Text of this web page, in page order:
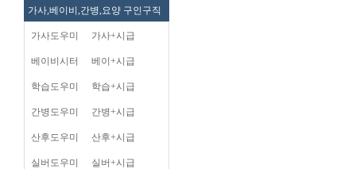
가사,베이비,간병,요양 구인구직
가사도우미 가사+시급
베이비시터 베이+시급
학습도우미 학습+시급
간병도우미 간병+시급
산후도우미 산후+시급
실버도우미 실버+시급